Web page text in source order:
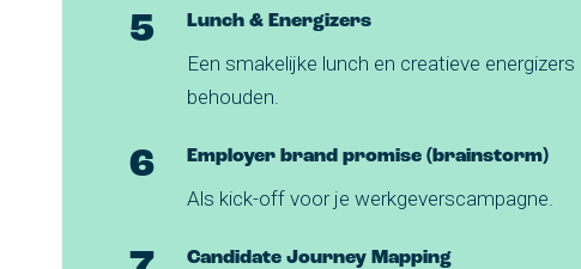
Lunch & Energizers
Een smakelijke lunch en creatieve
behouden.
Employer brand promise (brainstorm)
Als kick-off voor je werkgeverscampagne.
Candidate Journey Mapping